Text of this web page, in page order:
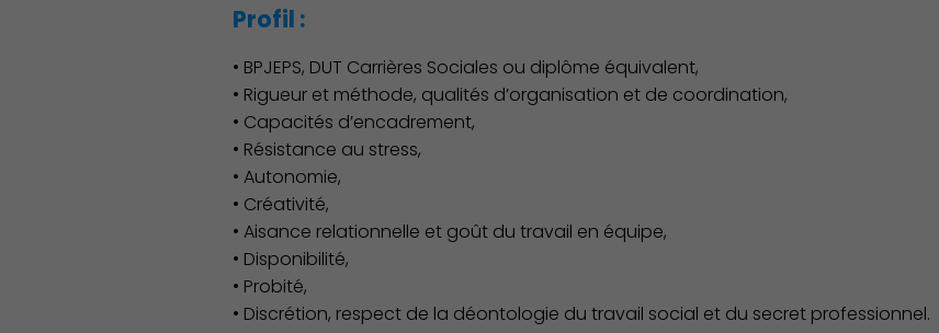
Profil :
• BPJEPS, DUT Carrières Sociales ou diplôme équivalent,
• Rigueur et méthode, qualités d’organisation et de coordination,
• Capacités d’encadrement,
• Résistance au stress,
• Autonomie,
• Créativité,
• Aisance relationnelle et goût du travail en équipe,
• Disponibilité,
• Probité,
• Discrétion, respect de la déontologie du travail social et du secret professionnel.